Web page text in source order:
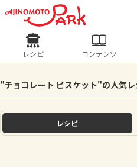
ログインすると
ログイン
ホーム
レシピ
人気の食材・レシピ
きゅうり なす ト
レシピ コンテンツ
"チョコレート ビスケット"の人気レ
レシピ